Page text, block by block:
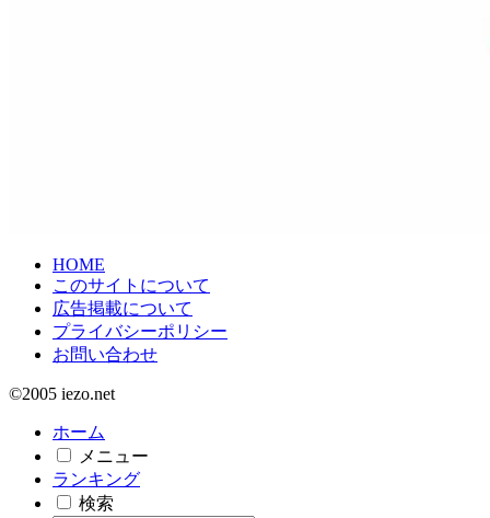
HOME
このサイトについて
広告掲載について
プライバシーポリシー
お問い合わせ
©2005 iezo.net
ホーム
メニュー
ランキング
検索